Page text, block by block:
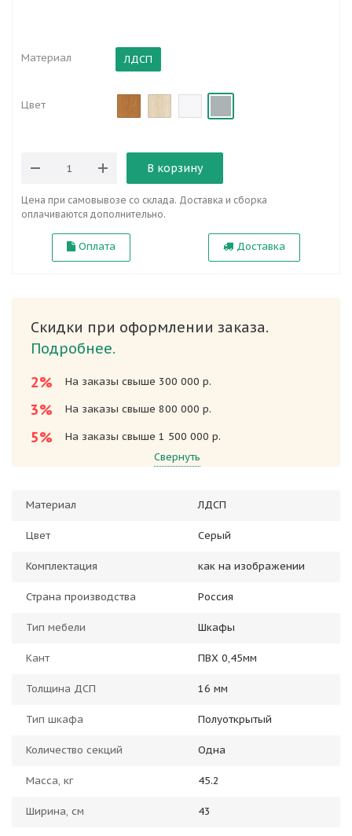
Материал ЛДСП
Цвет
В корзину
Цена при самовывозе со склада. Доставка и сборка
оплачиваются дополнительно.
Оплата Доставка
Скидки при оформлении заказа.
Подробнее.
2%
На заказы свыше 300 000 р.
3% На заказы свыше 800 000 р.
5%
На заказы свыше 1 500 000 р.
Свернуть
Материал ЛДСП
Цвет Серый
Комплектация как на изображении
Страна производства Россия
Тип мебели Шкафы
Кант ПВХ 0,45мм
Толщина ДСП 16 мм
Тип шкафа Полуоткрытый
Количество секций Одна
Масса, кг 45.2
Ширина, см 43